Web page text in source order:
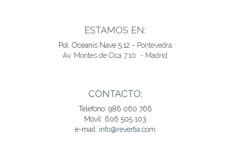
ESTAMOS EN:
Pol. Oceanis Nave 5.12 - Pontevedra
Av. Montes de Oca 7.10 - Madrid
CONTACTO:
Teléfono: 986 060 766
Móvil: 606 505 103
e-mail: info@revertia.com